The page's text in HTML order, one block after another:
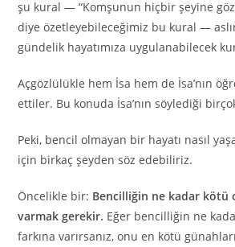
şu kural — “Komşunun hiçbir şeyine
diye özetleyebileceğimiz bu kural —
gündelik hayatımıza uygulanabilecek
Açgözlülükle hem İsa hem de İsa’nın
ettiler. Bu konuda İsa’nın söylediği
Peki, bencil olmayan bir hayatı nasıl
için birkaç şeyden söz edebiliriz.
Öncelikle bir: Bencilliğin ne kadar kötü
varmak gerekir. Eğer bencilliğin ne
farkına varırsanız, onu en kötü